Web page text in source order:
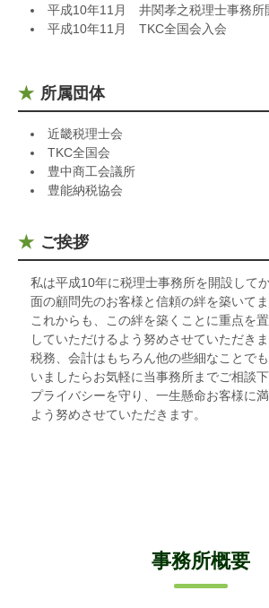
平成10年11月 井関孝之税理士事務所
平成10年11月 TKC全国会入会
所属団体
近畿税理士会
TKC全国会
豊中商工会議所
豊能納税協会
ご挨拶
私は平成10年に税理士事務所を開設して
面の顧問先のお客様と信頼の絆を築いてま
これからも、この絆を築くことに重点を
していただけるよう努めさせていただきま
税務、会計はもちろん他の些細なことで
いましたらお気軽に当事務所までご相談下
プライバシーを守り、一生懸命お客様に
よう努めさせていただきます。
事務所概要